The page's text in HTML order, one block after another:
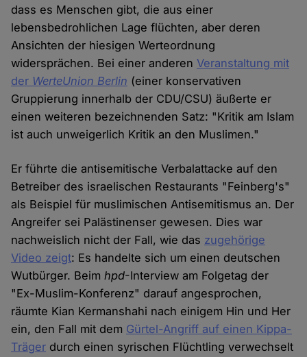
dass es Menschen gibt, die aus einer
lebensbedrohlichen Lage flüchten, aber deren
Ansichten der hiesigen Werteordnung
widersprächen. Bei einer anderenVeranstaltung mit
der WerteUnion Berlin (einer konservativen
Gruppierung innerhalb der CDU/CSU) äußerte er
einen weiteren bezeichnenden Satz: "Kritik am Islam
ist auch unweigerlich Kritik an den Muslimen."
Er führte die antisemitische Verbalattacke auf den
Betreiber des israelischen Restaurants "Feinberg's"
als Beispiel für muslimischen Antisemitismus an. Der
Angreifer sei Palästinenser gewesen. Dies war
nachweislich nicht der Fall, wie das zugehörige
Video zeigt: Es handelte sich um einen deutschen
Wutbürger. Beimhpd-Interview am Folgetag der
"Ex-Muslim-Konferenz" darauf angesprochen,
räumte Kian Kermanshahi nach einigem Hin und Her
ein, den Fall mit dem Gürtel-Angriff auf einen Kippa-
Träger durch einen syrischen Flüchtling verwechselt